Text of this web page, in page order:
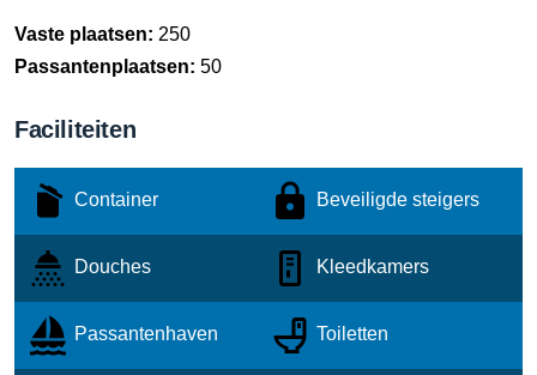
Vaste plaatsen: 250
Passantenplaatsen: 50
Faciliteiten
Container Beveiligde steigers
Douches Kleedkamers
Passantenhaven Toiletten